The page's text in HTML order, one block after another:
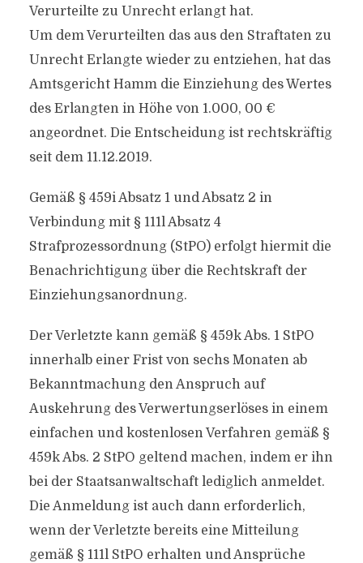
Verurteilte zu Unrecht erlangt hat.
Um dem Verurteilten das aus den Straftaten zu
Unrecht Erlangte wieder zu entziehen, hat das
Amtsgericht Hamm die Einziehung des Wertes
des Erlangten in Höhe von 1.000, 00 €
angeordnet. Die Entscheidung ist rechtskräftig
seit dem 11.12.2019.
Gemäß § 459i Absatz 1 und Absatz 2 in
Verbindung mit § 111l Absatz 4
Strafprozessordnung (StPO) erfolgt hiermit die
Benachrichtigung über die Rechtskraft der
Einziehungsanordnung.
Der Verletzte kann gemäß § 459k Abs. 1 StPO
innerhalb einer Frist von sechs Monaten ab
Bekanntmachung den Anspruch auf
Auskehrung des Verwertungserlöses in einem
einfachen und kostenlosen Verfahren gemäß §
459k Abs. 2 StPO geltend machen, indem er ihn
bei der Staatsanwaltschaft lediglich anmeldet.
Die Anmeldung ist auch dann erforderlich,
wenn der Verletzte bereits eine Mitteilung
gemäß § 111l StPO erhalten und Ansprüche